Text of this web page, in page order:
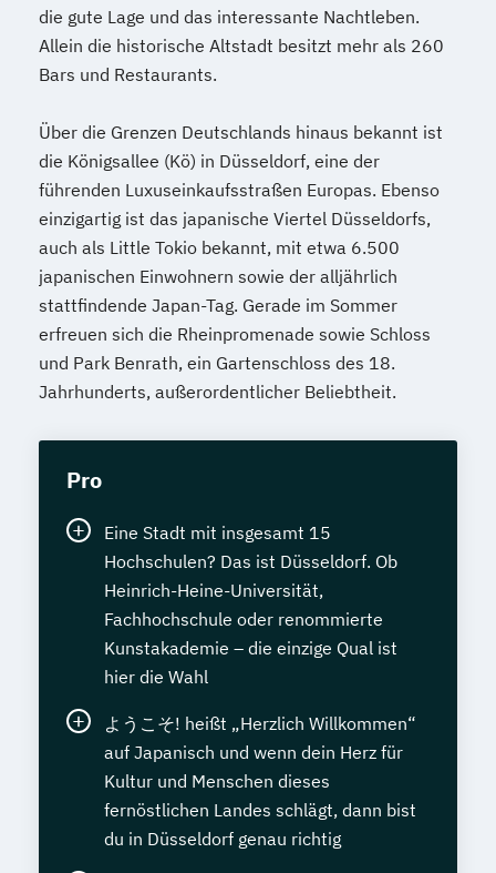
die gute Lage und das interessante Nachtleben.
Allein die historische Altstadt besitzt mehr als 260
Bars und Restaurants.
Über die Grenzen Deutschlands hinaus bekannt ist
die Königsallee (Kö) in Düsseldorf, eine der
führenden Luxuseinkaufsstraßen Europas. Ebenso
einzigartig ist das japanische Viertel Düsseldorfs,
auch als Little Tokio bekannt, mit etwa 6.500
japanischen Einwohnern sowie der alljährlich
stattfindende Japan-Tag. Gerade im Sommer
erfreuen sich die Rheinpromenade sowie Schloss
und Park Benrath, ein Gartenschloss des 18.
Jahrhunderts, außerordentlicher Beliebtheit.
Pro
Eine Stadt mit insgesamt 15
Hochschulen? Das ist Düsseldorf. Ob
Heinrich-Heine-Universität,
Fachhochschule oder renommierte
Kunstakademie – die einzige Qual ist
hier die Wahl
ようこそ! heißt „Herzlich Willkommen“
auf Japanisch und wenn dein Herz für
Kultur und Menschen dieses
fernöstlichen Landes schlägt, dann bist
du in Düsseldorf genau richtig